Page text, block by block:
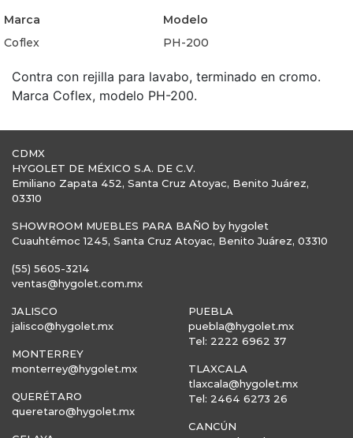
Marca
Modelo
Coflex
PH-200
Contra con rejilla para lavabo, terminado en cromo.
Marca Coflex, modelo PH-200.
CDMX
HYGOLET DE MÉXICO S.A. DE C.V.
Emiliano Zapata 452, Santa Cruz Atoyac, Benito Juárez,
03310
SHOWROOM MUEBLES PARA BAÑO by hygolet
Cuauhtémoc 1245, Santa Cruz Atoyac, Benito Juárez, 03310
(55) 5605-3214
ventas@hygolet.com.mx
JALISCO
jalisco@hygolet.mx
MONTERREY
monterrey@hygolet.mx
QUERÉTARO
queretaro@hygolet.mx
PUEBLA
puebla@hygolet.mx
Tel: 2222 6962 37
TLAXCALA
tlaxcala@hygolet.mx
Tel: 2464 6273 26
CANCÚN